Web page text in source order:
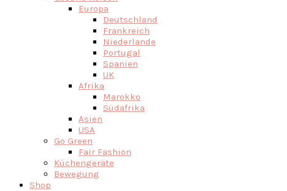
Europa
Deutschland
Frankreich
Niederlande
Portugal
Spanien
UK
Afrika
Marokko
Südafrika
Asien
USA
Go Green
Fair Fashion
Küchengeräte
Bewegung
Shop